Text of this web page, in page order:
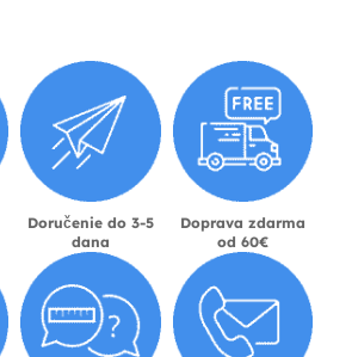
Doručenie do 3-5
dana
Doprava zdarma
od 60€